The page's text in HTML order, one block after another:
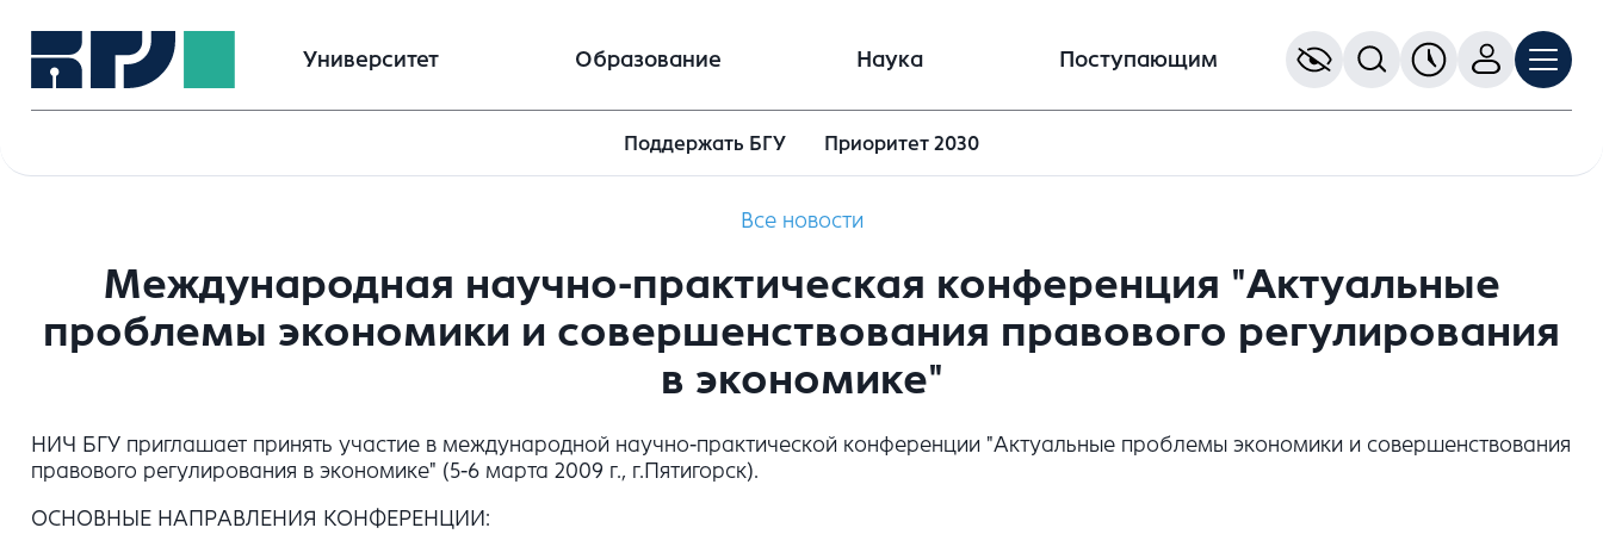
Университет Образование Наука Поступающим
Поддержать БГУ Приоритет 2030
Все новости
Международная научно-практическая конференция "Актуальные
проблемы экономики и совершенствования правового регулирования
в экономике"
НИЧ БГУ приглашает принять участие в международной научно-практической конференции "Актуальные проблемы экономики и совершенствования
правового регулирования в экономике" (5-6 марта 2009 г., г.Пятигорск).
ОСНОВНЫЕ НАПРАВЛЕНИЯ КОНФЕРЕНЦИИ: